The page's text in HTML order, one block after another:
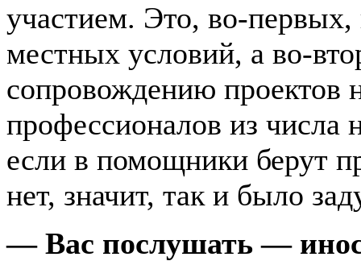
участием. Это, во-
местных условий, а во-
сопровождению проектов
профессионалов из числа
если в помощники берут
нет, значит, так и было
— Вас послушать —